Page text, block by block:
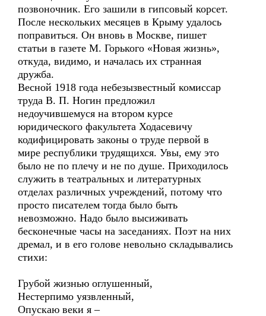
позвоночник. Его зашили в гипсовый корсет.
После нескольких месяцев в Крыму удалось
поправиться. Он вновь в Москве, пишет
статьи в газете М. Горького «Новая жизнь»,
откуда, видимо, и началась их странная
дружба.
Весной 1918 года небезызвестный комиссар
труда В. П. Ногин предложил
недоучившемуся на втором курсе
юридического факультета Ходасевичу
кодифицировать законы о труде первой в
мире республики трудящихся. Увы, ему это
было не по плечу и не по душе. Приходилось
служить в театральных и литературных
отделах различных учреждений, потому что
просто писателем тогда было быть
невозможно. Надо было высиживать
бесконечные часы на заседаниях. Поэт на них
дремал, и в его голове невольно складывались
стихи:
Грубой жизнью оглушенный,
Нестерпимо уязвленный,
Опускаю веки я –